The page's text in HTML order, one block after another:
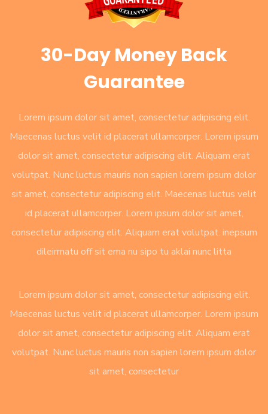
30-Day Money Back
Guarantee
Lorem ipsum dolor sit amet, consectetur adipiscing elit.
Maecenas luctus velit id placerat ullamcorper. Lorem ipsum
dolor sit amet, consectetur adipiscing elit. Aliquam erat
volutpat. Nunc luctus mauris non sapien lorem ipsum dolor
sit amet, consectetur adipiscing elit. Maecenas luctus velit
id placerat ullamcorper. Lorem ipsum dolor sit amet,
consectetur adipiscing elit. Aliquam erat volutpat. inepsum
dileirmatu off sit ema nu sipo tu aklai nunc litta
Lorem ipsum dolor sit amet, consectetur adipiscing elit.
Maecenas luctus velit id placerat ullamcorper. Lorem ipsum
dolor sit amet, consectetur adipiscing elit. Aliquam erat
volutpat. Nunc luctus mauris non sapien lorem ipsum dolor
sit amet, consectetur